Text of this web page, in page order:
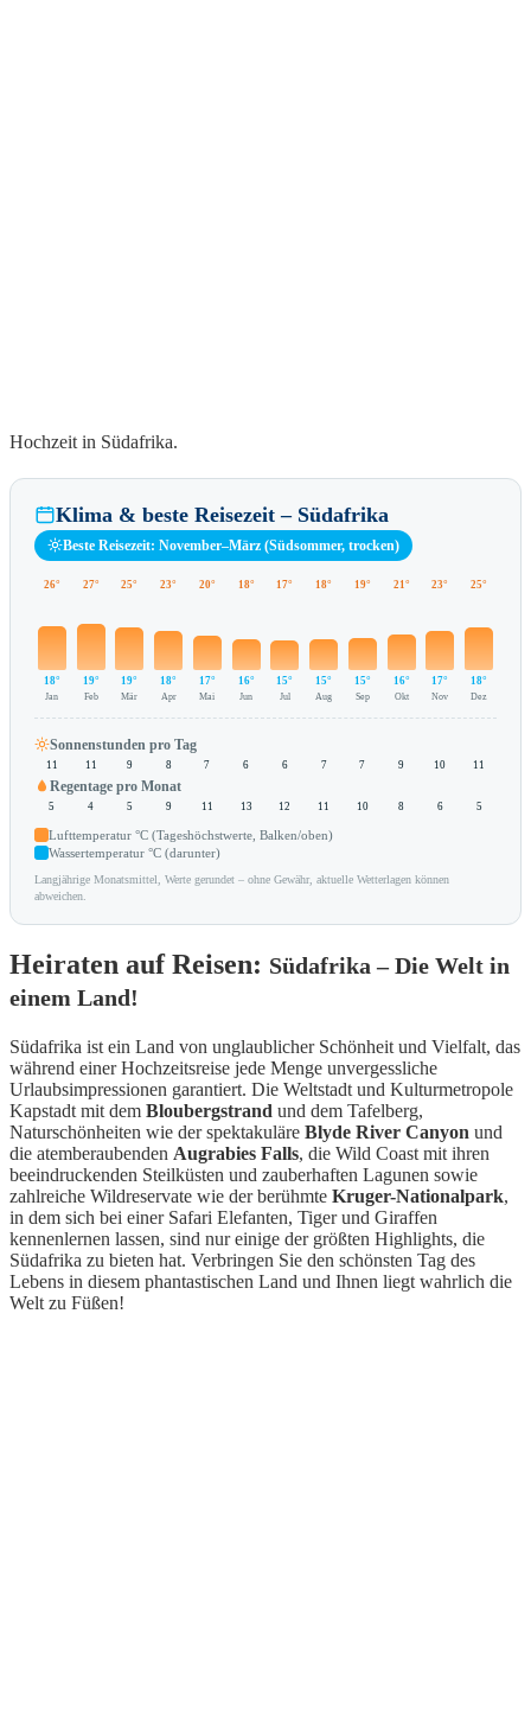
Hochzeit in Südafrika.
Klima & beste Reisezeit – Südafrika
Beste Reisezeit: November–März (Südsommer, trocken)
26°
18°
Jan
27°
19°
Feb
25°
19°
Mär
23°
18°
Apr
20°
17°
Mai
18°
16°
Jun
17°
15°
Jul
18°
15°
Aug
19°
15°
Sep
21°
16°
Okt
23°
17°
Nov
25°
18°
Dez
Sonnenstunden pro Tag
11 11 9 8 7 6 6 7 7 9 10 11
Regentage pro Monat
5 4 5 9 11 13 12 11 10 8 6 5
Lufttemperatur °C (Tageshöchstwerte, Balken/oben)
Wassertemperatur °C (darunter)
Langjährige Monatsmittel, Werte gerundet – ohne Gewähr, aktuelle Wetterlagen können
abweichen.
Heiraten auf Reisen: Südafrika – Die Welt in
einem Land!
Südafrika ist ein Land von unglaublicher Schönheit und Vielfalt, das
während einer Hochzeitsreise jede Menge unvergessliche
Urlaubsimpressionen garantiert. Die Weltstadt und Kulturmetropole
Kapstadt mit dem Bloubergstrand und dem Tafelberg,
Naturschönheiten wie der spektakuläre Blyde River Canyon und
die atemberaubenden Augrabies Falls, die Wild Coast mit ihren
beeindruckenden Steilküsten und zauberhaften Lagunen sowie
zahlreiche Wildreservate wie der berühmte Kruger-Nationalpark,
in dem sich bei einer Safari Elefanten, Tiger und Giraffen
kennenlernen lassen, sind nur einige der größten Highlights, die
Südafrika zu bieten hat. Verbringen Sie den schönsten Tag des
Lebens in diesem phantastischen Land und Ihnen liegt wahrlich die
Welt zu Füßen!